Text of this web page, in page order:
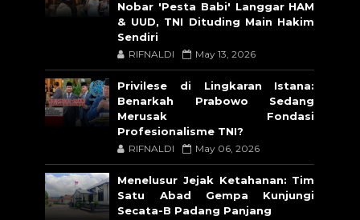
Nobar 'Pesta Babi' Langgar HAM
& UUD, TNI Dituding Main Hakim
Sendiri
RIFNALDI May 13, 2026
Privilese di Lingkaran Istana:
Benarkah Prabowo Sedang
Merusak Fondasi
Profesionalisme TNI?
RIFNALDI May 06, 2026
Menelusur Jejak Ketahanan: Tim
Satu Abad Gempa Kunjungi
Secata-B Padang Panjang